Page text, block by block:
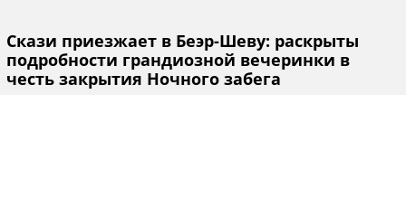
Скази приезжает в Беэр-Шеву: раскрыты
подробности грандиозной вечеринки в
честь закрытия Ночного забега